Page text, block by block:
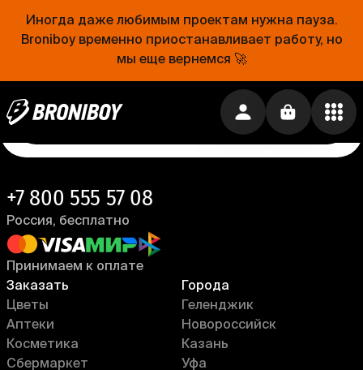
Иногда даже любимым проектам нужна пауза.
Broniboy временно приостанавливает работу, но
мы еще вернемся 🚀
Проще, чем открыть холодильник
Еда уже близко. Устанавливай приложение
Broniboy и закажи еду из любимого ресторана
Установить приложение →
Заказать
Цветы
Аптеки
Косметика
Сбермаркет
Города
Геленджик
Новороссийск
Казань
Уфа
+7 800 555 57 08
Россия, бесплатно
Принимаем к оплате